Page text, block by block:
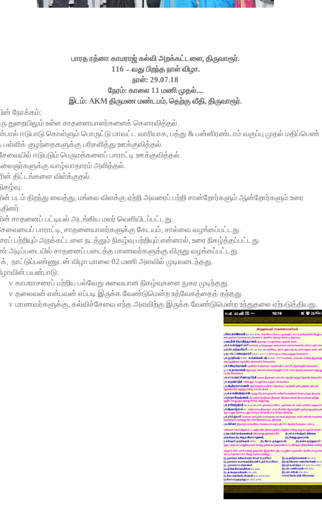
பாரத ரத்னா காமராஜ் கல்வி அறக்கட்டளை, திருவாரூர்.
116 – வது பிறந்த நாள் விழா.
நாள்: 29.07.18
நேரம்: காலை11 மணி முதல்....
இடம்: AKM திருமண மண்டபம், தெற்கு வீதி, திருவாரூர்.
நோக்கம்:
துறையிலும் உள்ள சாதனையாளர்களைக் கௌரவித்தல்.
ஈடுபாடு கொள்ளும் பொருட்டு மாவட்ட வாரியாக, பத்து & பன்னிரண்டாம் வகுப்பு முதல் மதிப்பெண்
பள்ளிக் குழந்தைகளுக்கு பரிசளித்து ஊக்குவித்தல்.
ஈடுபடும் பெருமக்களைப் பாராட்டி ஊக்குவித்தல்.
வாழ்வாதாரம் அளித்தல்.
திட்டங்களை விள்க்குதல்.
:
படம் திறந்து வைத்து, மங்கல விளக்கு ஏற்றி அவரைப் பற்றி சான்றோர்களும் ஆன்றோர்களும் உரை
.
சாதனைப் பட்டியல் அடங்கிய மலர் வெளியிடப்பட்டது.
பாராட்டி, சாதனையாளர்களுக்கு கேடயம், சால்வை வழங்கப்பட்டது.
பற்றியும் அறக்கட்டளை நடத்தும் நிகழ்வு பற்றியும் என்னால், உரை நிகழ்த்தப்பட்டது.
அடிப்படையில் சாதனைப் படைத்த மாணவர்களுக்கு விருது வழங்கப்பட்டது.
, நாட்டுப்பண்ணுடன் விழா மாலை 02 மணி அளவில் முடிவடைந்தது.
பயன்பாடு:
v காமராசரைப் பற்றிய பல்வேறு சுவையான நிகழ்வுகளை நுகர முடிந்தது.
v தலைவன் என்பவன் எப்படி இருக்க வேண்டுமென்ற உத்வேகத்தைத் தந்தது.
v மாணவர்களுக்கு, கல்விச்சேவை எந்த அளவிற்கு இருக்க வேண்டுமென்ற உந்துதலை ஏற்படுத்தியது.